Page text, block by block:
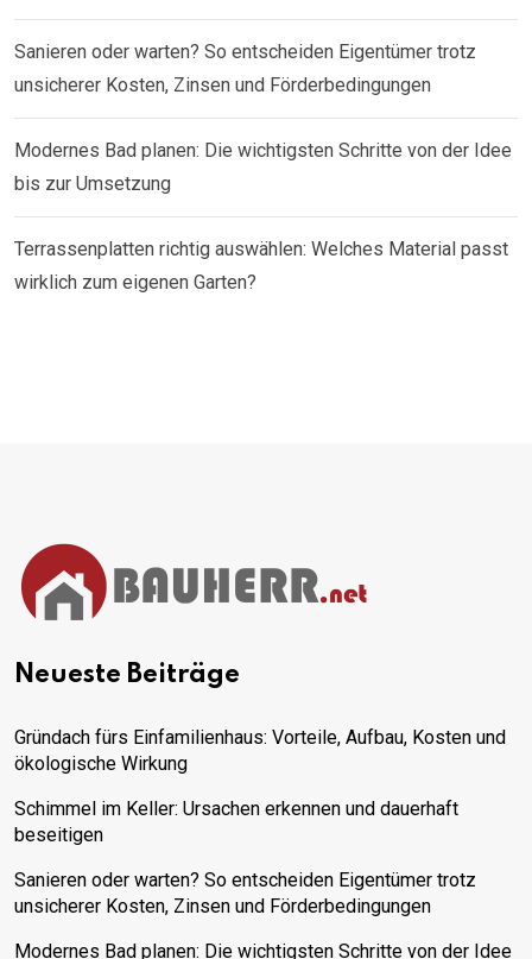
Sanieren oder warten? So entscheiden Eigentümer trotz
unsicherer Kosten, Zinsen und Förderbedingungen
Modernes Bad planen: Die wichtigsten Schritte von der Idee
bis zur Umsetzung
Terrassenplatten richtig auswählen: Welches Material passt
wirklich zum eigenen Garten?
Neueste Beiträge
Gründach fürs Einfamilienhaus: Vorteile, Aufbau, Kosten und
ökologische Wirkung
Schimmel im Keller: Ursachen erkennen und dauerhaft
beseitigen
Sanieren oder warten? So entscheiden Eigentümer trotz
unsicherer Kosten, Zinsen und Förderbedingungen
Modernes Bad planen: Die wichtigsten Schritte von der Idee